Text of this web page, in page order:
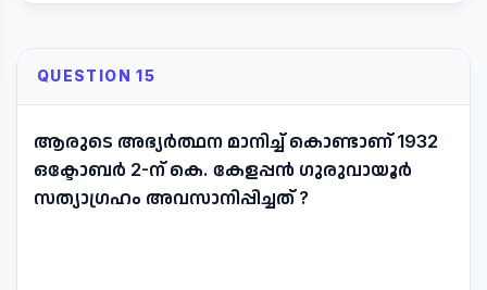
QUESTION 15
ആരുടെ അഭ്യർത്ഥന മാനിച്ച് കൊണ്ടാണ് 1932
ഒക്ടോബർ 2-ന് കെ. കേളപ്പൻ ഗുരുവായൂർ
സത്യാഗ്രഹം അവസാനിപ്പിച്ചത് ?